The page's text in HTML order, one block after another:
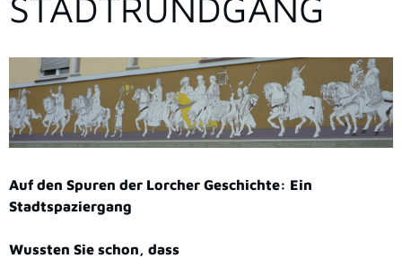
Auf den Spuren der Lorcher Geschichte: Ein
Stadtspaziergang
Wussten Sie schon, dass